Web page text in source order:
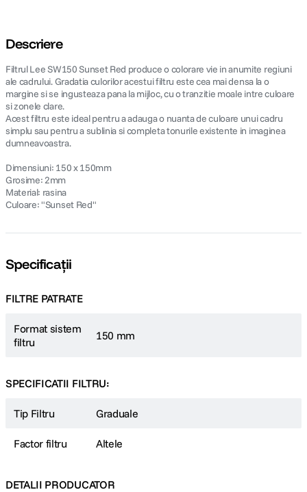
Descriere
Filtrul Lee SW150 Sunset Red produce o colorare vie in anumite regiuni
ale cadrului. Gradatia culorilor acestui filtru este cea mai densa la o
margine si se ingusteaza pana la mijloc, cu o tranzitie moale intre culoare
si zonele clare.
Acest filtru este ideal pentru a adauga o nuanta de culoare unui cadru
simplu sau pentru a sublinia si completa tonurile existente in imaginea
dumneavoastra.
Dimensiuni: 150 x 150mm
Grosime: 2mm
Material: rasina
Culoare: "Sunset Red"
Specificații
FILTRE PATRATE
Format sistem
filtru
150 mm
SPECIFICATII FILTRU:
Tip Filtru Graduale
Factor filtru Altele
DETALII PRODUCATOR